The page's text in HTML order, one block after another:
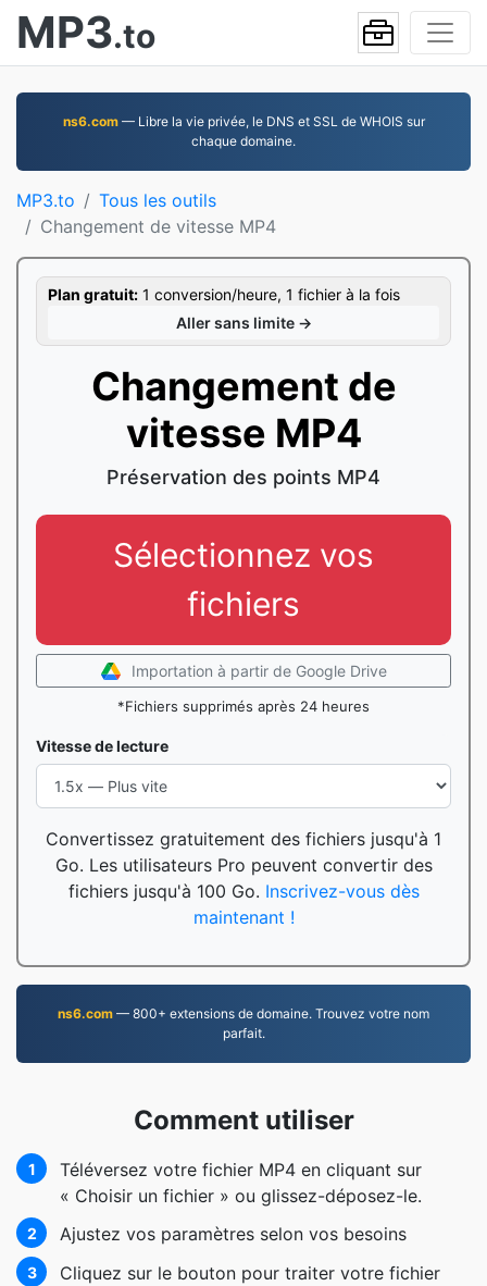
MP3.to
ns6.com— Libre la vie privée, le DNS et SSL de WHOIS sur
chaque domaine.
MP3.to
Tous les outils
Changement de vitesse MP4
Plan gratuit: 1 conversion/heure, 1 fichier à la fois
Aller sans limite →
Changement de
vitesse MP4
Préservation des points MP4
Sélectionnez vos
fichiers
Importation à partir de Google Drive
*Fichiers supprimés après 24 heures
Vitesse de lecture
Convertissez gratuitement des fichiers jusqu'à 1
Go. Les utilisateurs Pro peuvent convertir des
fichiers jusqu'à 100 Go. Inscrivez-vous dès
maintenant !
ns6.com — 800+ extensions de domaine. Trouvez votre nom
parfait.
Comment utiliser
1
Téléversez votre fichier MP4 en cliquant sur
« Choisir un fichier » ou glissez-déposez-le.
2 Ajustez vos paramètres selon vos besoins
3 Cliquez sur le bouton pour traiter votre fichier